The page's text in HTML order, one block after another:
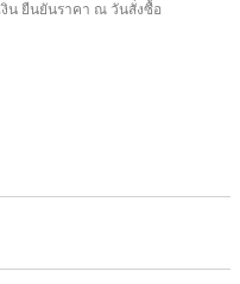
งิน ยืนยันราคา ณ วันสั่งซื้อ